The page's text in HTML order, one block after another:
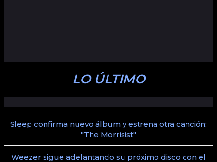
LO ÚLTIMO
Sleep confirma nuevo álbum y estrena otra canción:
"The Morrisist"
Weezer sigue adelantando su próximo disco con el